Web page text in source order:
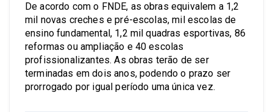
De acordo com o FNDE, as obras equivalem a 1,2
mil novas creches e pré-escolas, mil escolas de
ensino fundamental, 1,2 mil quadras esportivas, 86
reformas ou ampliação e 40 escolas
profissionalizantes. As obras terão de ser
terminadas em dois anos, podendo o prazo ser
prorrogado por igual período uma única vez.